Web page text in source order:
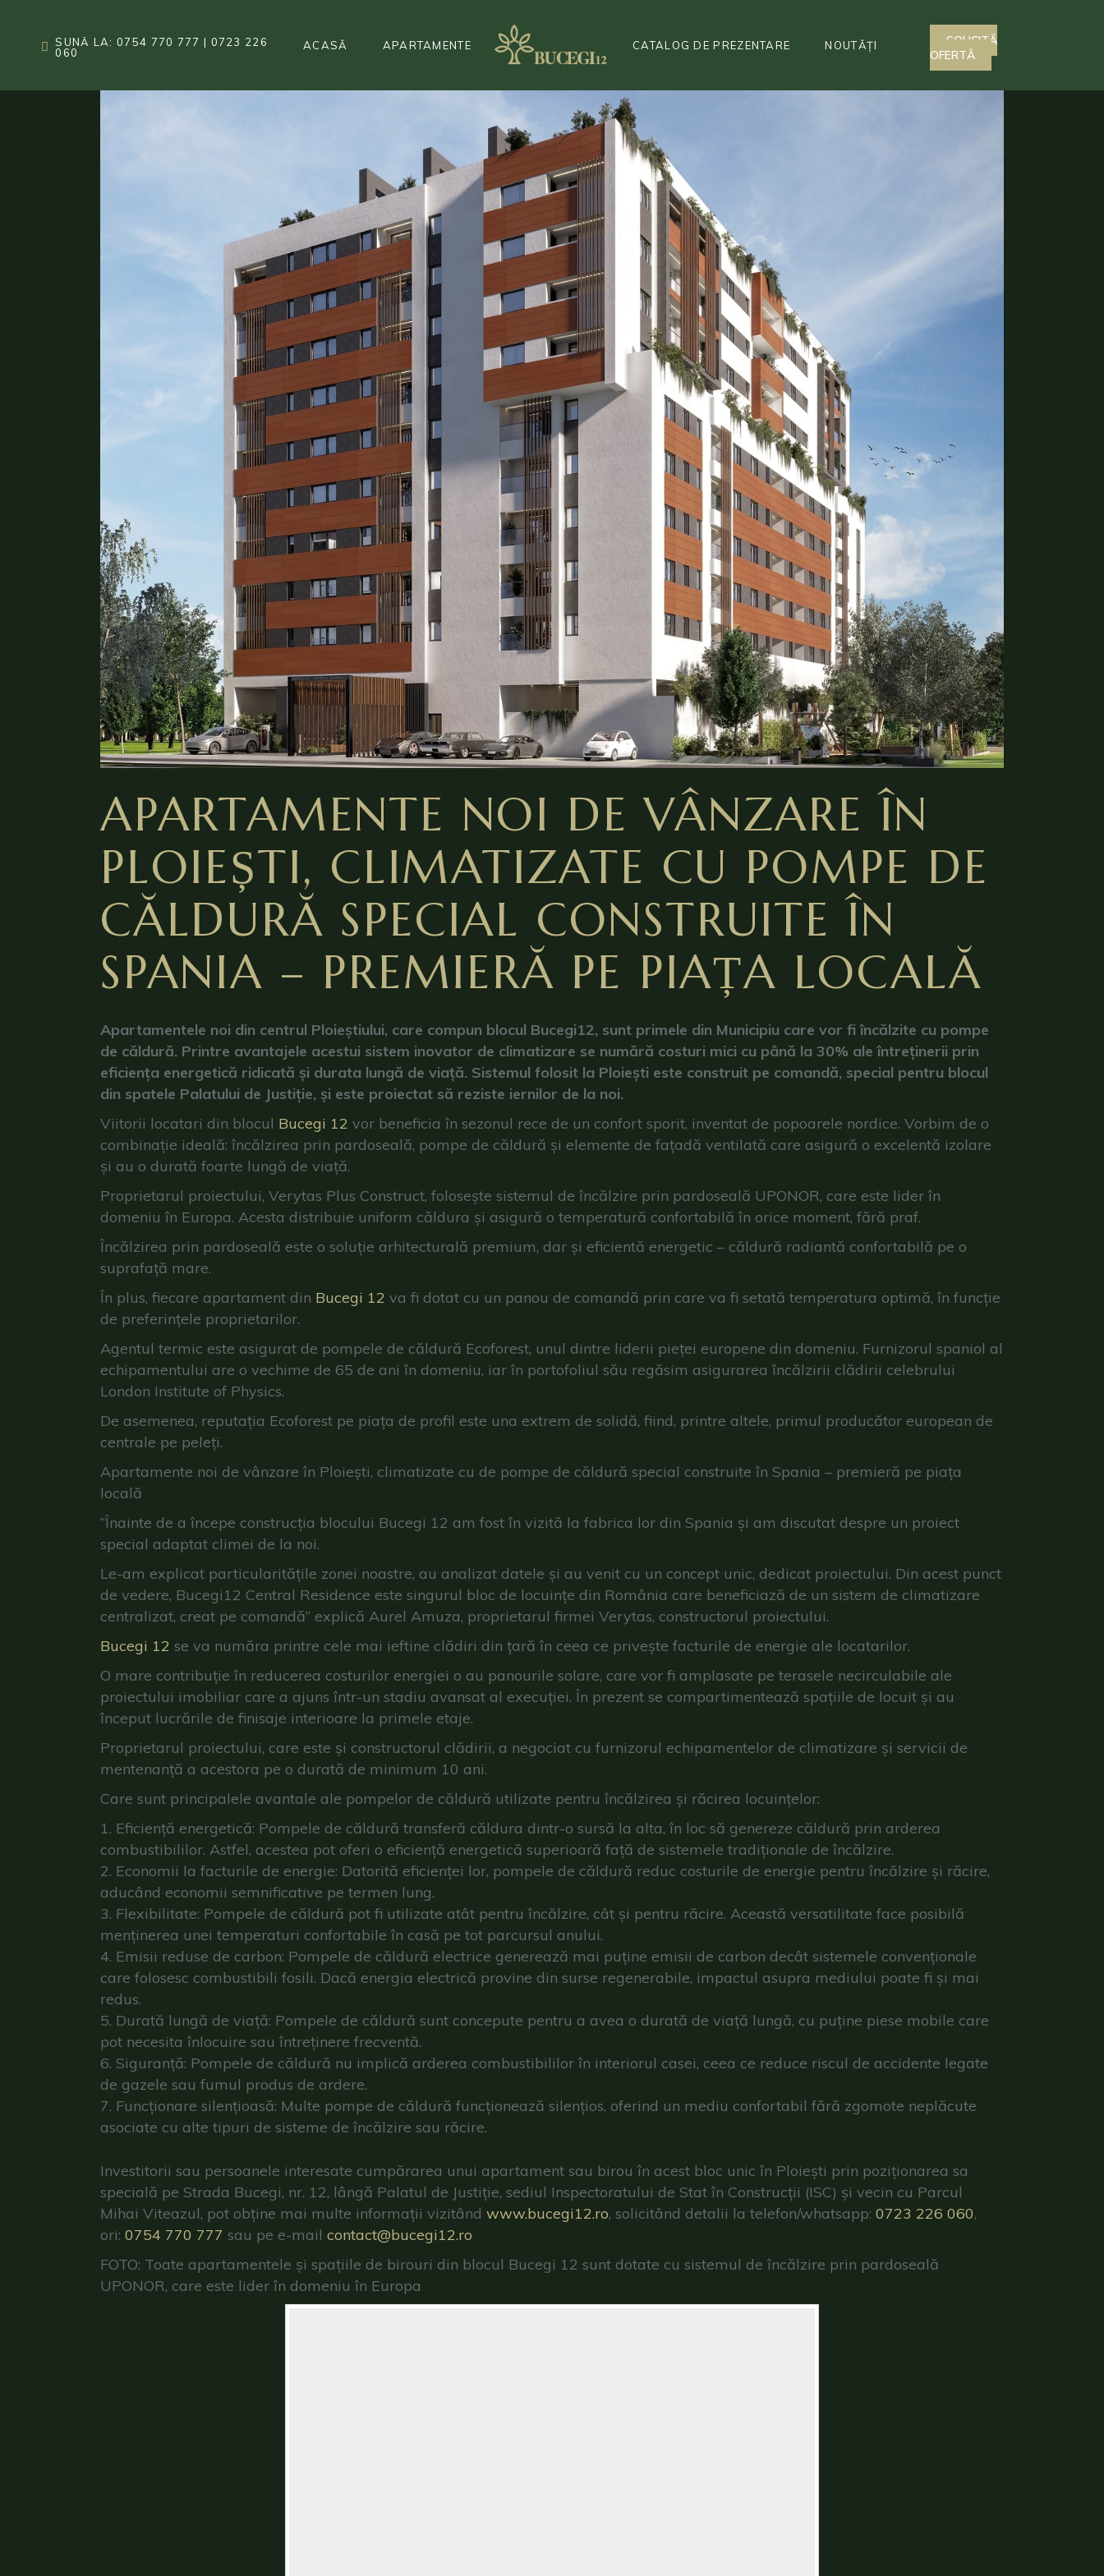
content SUNĂ LA: 0754 770 777 | 0723 226
060
ACASĂ APARTAMENTE CATALOG DE PREZENTARE NOUTĂȚI
SOLICITĂ
OFERTĂ
APARTAMENTE NOI DE VÂNZARE ÎN
PLOIEȘTI, CLIMATIZATE CU POMPE DE
CĂLDURĂ SPECIAL CONSTRUITE ÎN
SPANIA – PREMIERĂ PE PIAȚA LOCALĂ
Apartamentele noi din centrul Ploieștiului, care compun blocul Bucegi12, sunt primele din Municipiu care vor fi încălzite cu pompe
de căldură. Printre avantajele acestui sistem inovator de climatizare se numără costuri mici cu până la 30% ale întreținerii prin
eficiența energetică ridicată și durata lungă de viață. Sistemul folosit la Ploiești este construit pe comandă, special pentru blocul
din spatele Palatului de Justiție, și este proiectat să reziste iernilor de la noi.
Viitorii locatari din blocul Bucegi 12 vor beneficia în sezonul rece de un confort sporit, inventat de popoarele nordice. Vorbim de o
combinație ideală: încălzirea prin pardoseală, pompe de căldură și elemente de fațadă ventilată care asigură o excelentă izolare
și au o durată foarte lungă de viață.
Proprietarul proiectului, Verytas Plus Construct, folosește sistemul de încălzire prin pardoseală UPONOR, care este lider în
domeniu în Europa. Acesta distribuie uniform căldura și asigură o temperatură confortabilă în orice moment, fără praf.
Încălzirea prin pardoseală este o soluție arhitecturală premium, dar și eficientă energetic – căldură radiantă confortabilă pe o
suprafață mare.
În plus, fiecare apartament din Bucegi 12 va fi dotat cu un panou de comandă prin care va fi setată temperatura optimă, în funcție
de preferințele proprietarilor.
Agentul termic este asigurat de pompele de căldură Ecoforest, unul dintre liderii pieței europene din domeniu. Furnizorul spaniol al
echipamentului are o vechime de 65 de ani în domeniu, iar în portofoliul său regăsim asigurarea încălzirii clădirii celebrului
London Institute of Physics.
De asemenea, reputația Ecoforest pe piața de profil este una extrem de solidă, fiind, printre altele, primul producător european de
centrale pe peleți.
Apartamente noi de vânzare în Ploiești, climatizate cu de pompe de căldură special construite în Spania – premieră pe piața
locală
”Înainte de a începe construcția blocului Bucegi 12 am fost în vizită la fabrica lor din Spania și am discutat despre un proiect
special adaptat climei de la noi.
Le-am explicat particularitățile zonei noastre, au analizat datele și au venit cu un concept unic, dedicat proiectului. Din acest punct
de vedere, Bucegi12 Central Residence este singurul bloc de locuințe din România care beneficiază de un sistem de climatizare
centralizat, creat pe comandă” explică Aurel Amuza, proprietarul firmei Verytas, constructorul proiectului.
Bucegi 12 se va număra printre cele mai ieftine clădiri din țară în ceea ce privește facturile de energie ale locatarilor.
O mare contribuție în reducerea costurilor energiei o au panourile solare, care vor fi amplasate pe terasele necirculabile ale
proiectului imobiliar care a ajuns într-un stadiu avansat al execuției. În prezent se compartimentează spațiile de locuit și au
început lucrările de finisaje interioare la primele etaje.
Proprietarul proiectului, care este și constructorul clădirii, a negociat cu furnizorul echipamentelor de climatizare și servicii de
mentenanță a acestora pe o durată de minimum 10 ani.
Care sunt principalele avantale ale pompelor de căldură utilizate pentru încălzirea și răcirea locuințelor:
Eficiență energetică: Pompele de căldură transferă căldura dintr-o sursă la alta, în loc să genereze căldură prin arderea
combustibililor. Astfel, acestea pot oferi o eficiență energetică superioară față de sistemele tradiționale de încălzire.
Economii la facturile de energie: Datorită eficienței lor, pompele de căldură reduc costurile de energie pentru încălzire și răcire,
aducând economii semnificative pe termen lung.
Flexibilitate: Pompele de căldură pot fi utilizate atât pentru încălzire, cât și pentru răcire. Această versatilitate face posibilă
menținerea unei temperaturi confortabile în casă pe tot parcursul anului.
Emisii reduse de carbon: Pompele de căldură electrice generează mai puține emisii de carbon decât sistemele convenționale
care folosesc combustibili fosili. Dacă energia electrică provine din surse regenerabile, impactul asupra mediului poate fi și mai
redus.
Durată lungă de viață: Pompele de căldură sunt concepute pentru a avea o durată de viață lungă, cu puține piese mobile care
pot necesita înlocuire sau întreținere frecventă.
Siguranță: Pompele de căldură nu implică arderea combustibililor în interiorul casei, ceea ce reduce riscul de accidente legate
de gazele sau fumul produs de ardere.
Funcționare silențioasă: Multe pompe de căldură funcționează silențios, oferind un mediu confortabil fără zgomote neplăcute
asociate cu alte tipuri de sisteme de încălzire sau răcire.
Investitorii sau persoanele interesate cumpărarea unui apartament sau birou în acest bloc unic în Ploiești prin poziționarea sa
specială pe Strada Bucegi, nr. 12, lângă Palatul de Justiție, sediul Inspectoratului de Stat în Construcții (ISC) și vecin cu Parcul
Mihai Viteazul, pot obține mai multe informații vizitând www.bucegi12.ro, solicitând detalii la telefon/whatsapp: 0723 226 060,
ori: 0754 770 777 sau pe e-mail contact@bucegi12.ro
FOTO: Toate apartamentele și spațiile de birouri din blocul Bucegi 12 sunt dotate cu sistemul de încălzire prin pardoseală
UPONOR, care este lider în domeniu în Europa